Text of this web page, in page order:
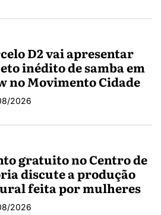
D2 vai apresentar
inédito de samba em
no Movimento Cidade
2026
gratuito no Centro de
discute a produção
feita por mulheres
2026